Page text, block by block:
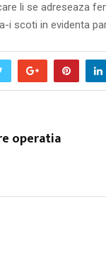
li se adreseaza
i scoti in evidenta
operatia